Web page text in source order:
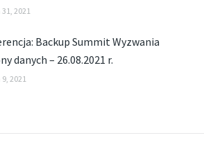
2021
Backup Summit Wyzwania
danych – 26.08.2021 r.
2021